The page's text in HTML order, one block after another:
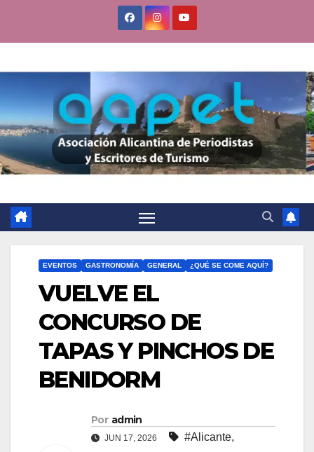
EVENTOS GASTRONOMÍA GENERAL ¿QUÉ SE COME AQUÍ?
VUELVE EL
CONCURSO DE
TAPAS Y PINCHOS DE
BENIDORM
Por admin
JUN 17, 2026 #Alicante,